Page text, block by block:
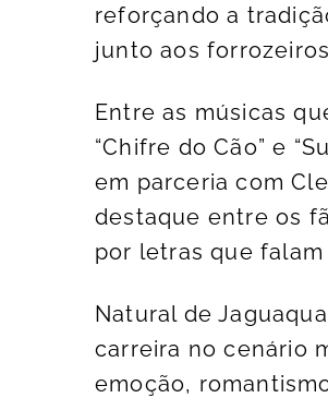
reforçando a
junto aos
Entre as músicas
“Chifre do Cão” e
em parceria com
destaque entre os
por letras que
Natural de
carreira no cenário
emoção,